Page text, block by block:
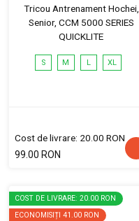
Tricou Antrenament Hochei,
Senior, CCM 5000 SERIES
QUICKLITE
S M L XL
Cost de livrare: 20.00 RON
99.00 RON
COST DE LIVRARE: 20.00 RON
ECONOMISIȚI 41.00 RON